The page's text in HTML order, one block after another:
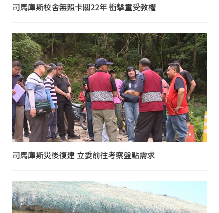
司馬庫斯校舍無照卡關22年 衝擊童受教權
司馬庫斯災後復建 立委前往考察盤點需求